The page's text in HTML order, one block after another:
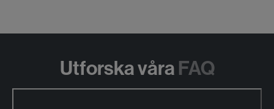
Utforska våra FAQ